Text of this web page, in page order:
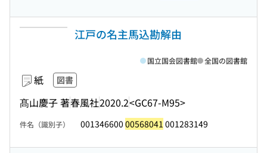
江戸の名主馬込勘解由
紙 図書
髙山慶子 著春風社2020.2<GC67-M95>
国立国会図書館 全国の図書館
件名（識別子） 001346600 00568041 001283149